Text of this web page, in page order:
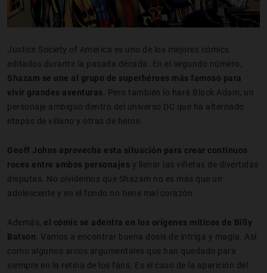
Justice Society of America es uno de los mejores cómics
editados durante la pasada década. En el segundo número,
Shazam se une al grupo de superhéroes más famoso para
vivir grandes aventuras . Pero también lo hará Black Adam, un
personaje ambiguo dentro del universo DC que ha alternado
etapas de villano y otras de héroe.
Geoff Johns aprovecha esta situación para crear continuos
roces entre ambos personajes y llenar las viñetas de divertidas
disputas. No olvidemos que Shazam no es más que un
adolescente y en el fondo no tiene mal corazón.
Además, el cómic se adentra en los orígenes míticos de Billy
Batson . Vamos a encontrar buena dosis de intriga y magia. Así
como algunos arcos argumentales que han quedado para
siempre en la retina de los fans. Es el caso de la aparición del